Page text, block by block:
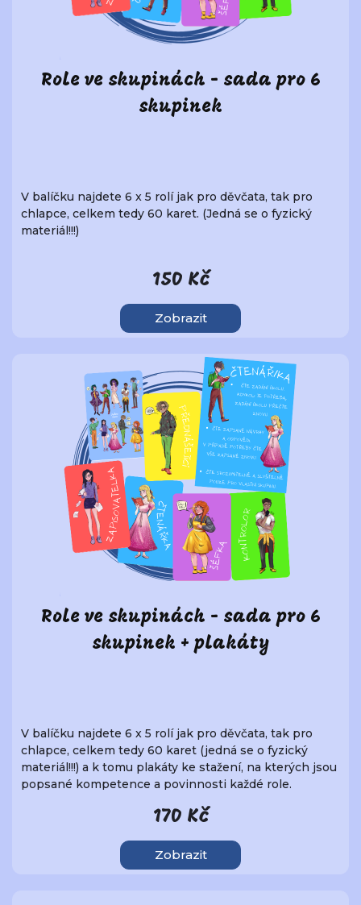
Role ve skupinách - sada pro 6
skupinek
V balíčku najdete 6 x 5 rolí jak pro děvčata, tak pro
chlapce, celkem tedy 60 karet. (Jedná se o fyzický
materiál!!!)
150 Kč
Zobrazit
Role ve skupinách - sada pro 6
skupinek + plakáty
V balíčku najdete 6 x 5 rolí jak pro děvčata, tak pro
chlapce, celkem tedy 60 karet (jedná se o fyzický
materiál!!!) a k tomu plakáty ke stažení, na kterých jsou
popsané kompetence a povinnosti každé role.
170 Kč
Zobrazit